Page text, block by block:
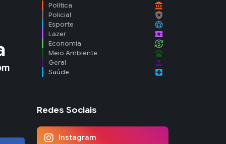
Política account_balance
Policial local_police
Esporte sports_soccer
Lazer local_activity
Economia currency_exchange
Meio Ambiente pets
Geral person
Saúde local_hospital
Redes Sociais
Instagram